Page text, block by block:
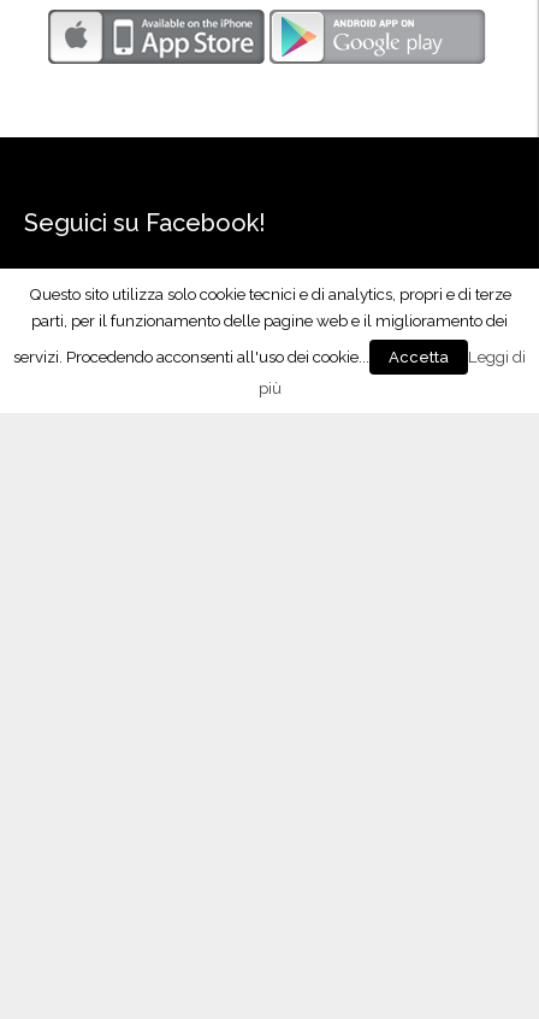
g
Seguici su Facebook!
Questo sito utilizza solo cookie tecnici e di analytics, propri e di terze
parti, per il funzionamento delle pagine web e il miglioramento dei
servizi. Procedendo acconsenti all'uso dei cookie...
Accetta
Leggi di
più